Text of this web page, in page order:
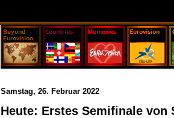
Samstag, 26. Februar 2022
Heute: Erstes Semifinale von